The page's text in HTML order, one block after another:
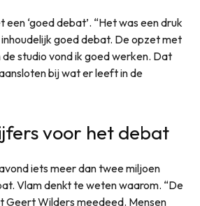
‘goed debat’. “Het was een druk
goed debat. De opzet met
de studio vond ik goed werken. Dat
bij wat er leeft in de
voor het debat
iets meer dan twee miljoen
Vlam denkt te weten waarom. “De
Geert Wilders meedeed. Mensen